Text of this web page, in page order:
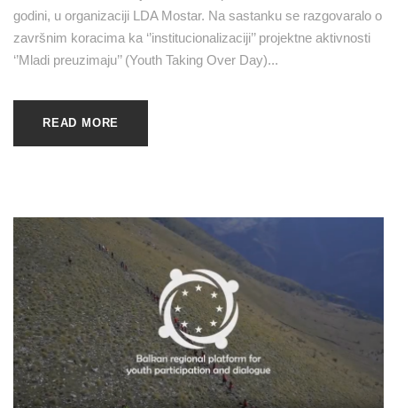
godini, u organizaciji LDA Mostar. Na sastanku se razgovaralo o
završnim koracima ka ‘’institucionalizaciji’’ projektne aktivnosti
‘’Mladi preuzimaju’’ (Youth Taking Over Day)...
READ MORE